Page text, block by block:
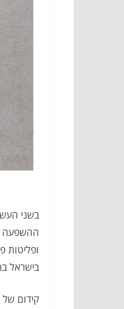
בשני
ההשפעה
ופליטות
בישראל
קידום של